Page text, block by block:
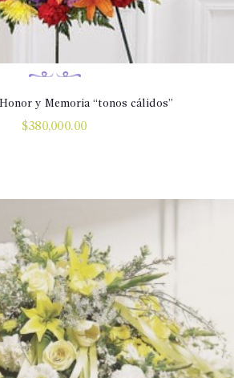
y Memoria “tonos cálidos”
$380,000.00